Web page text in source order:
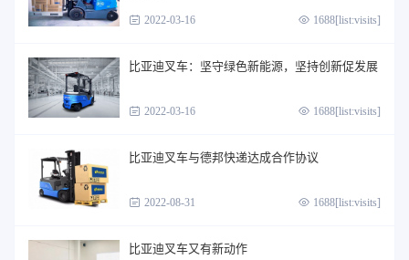
2022-03-16 1688[list:visits]
比亚迪叉车：坚守绿色新能源，坚持创新促发展
2022-03-16 1688[list:visits]
比亚迪叉车与德邦快递达成合作协议
2022-08-31 1688[list:visits]
比亚迪叉车又有新动作